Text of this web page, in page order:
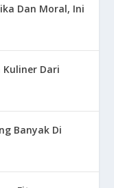
Dan Moral, Ini
Kuliner Dari
Banyak Di